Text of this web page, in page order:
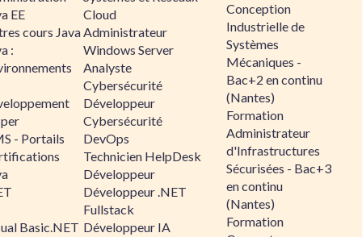
EE
cours Java
:
- Portails
Basic.NET
Cloud
Administrateur
Windows Server
Analyste
Cybersécurité
Développeur
Cybersécurité
DevOps
Technicien HelpDesk
Développeur
Développeur .NET
Fullstack
Développeur IA
Conception
Industrielle de
Systèmes
Mécaniques -
Bac+2 en continu
(Nantes)
Formation
Administrateur
d'Infrastructures
Sécurisées - Bac+3
en continu
(Nantes)
Formation